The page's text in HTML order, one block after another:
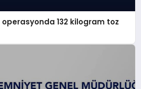
132 kilogram toz